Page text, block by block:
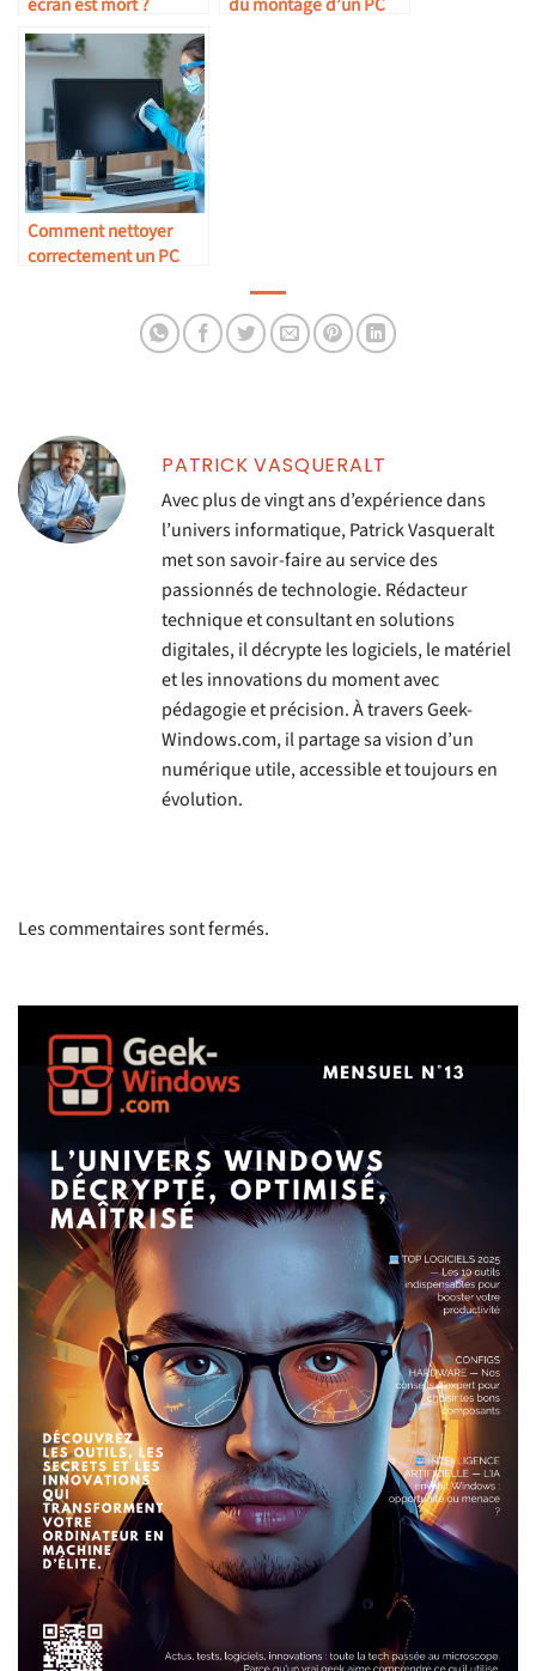
Comment nettoyer
correctement un PC
PATRICK VASQUERALT
Avec plus de vingt ans d’expérience dans
l’univers informatique, Patrick Vasqueralt
met son savoir-faire au service des
passionnés de technologie. Rédacteur
technique et consultant en solutions
digitales, il décrypte les logiciels, le matériel
et les innovations du moment avec
pédagogie et précision. À travers Geek-
Windows.com, il partage sa vision d’un
numérique utile, accessible et toujours en
évolution.
Les commentaires sont fermés.